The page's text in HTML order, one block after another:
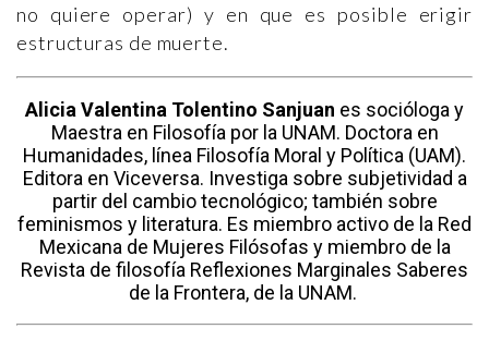
no quiere operar) y en que es posible erigir
estructuras de muerte.
Alicia Valentina Tolentino Sanjuan es socióloga y
Maestra en Filosofía por la UNAM. Doctora en
Humanidades, línea Filosofía Moral y Política (UAM).
Editora en Viceversa. Investiga sobre subjetividad a
partir del cambio tecnológico; también sobre
feminismos y literatura. Es miembro activo de la Red
Mexicana de Mujeres Filósofas y miembro de la
Revista de filosofía Reflexiones Marginales Saberes
de la Frontera, de la UNAM.